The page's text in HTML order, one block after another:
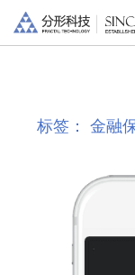
标签： 金融